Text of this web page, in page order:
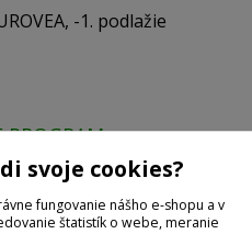
-1. podlažie
PROGRAM
svoje cookies?
fungovanie nášho e-shopu a v
štatistík o webe, meranie